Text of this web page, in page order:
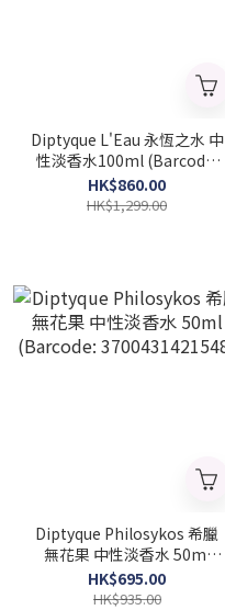
Diptyque L'Eau 永恆之水 中
性淡香水100ml (Barcode:
3700431441638)
HK$860.00
HK$1,299.00
Diptyque Philosykos 希臘
無花果 中性淡香水 50ml
(Barcode: 3700431421548)
HK$695.00
HK$935.00